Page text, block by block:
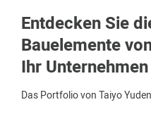
Entdecken Sie
Bauelemente
Ihr Unternehmen
Das Portfolio von Taiyo